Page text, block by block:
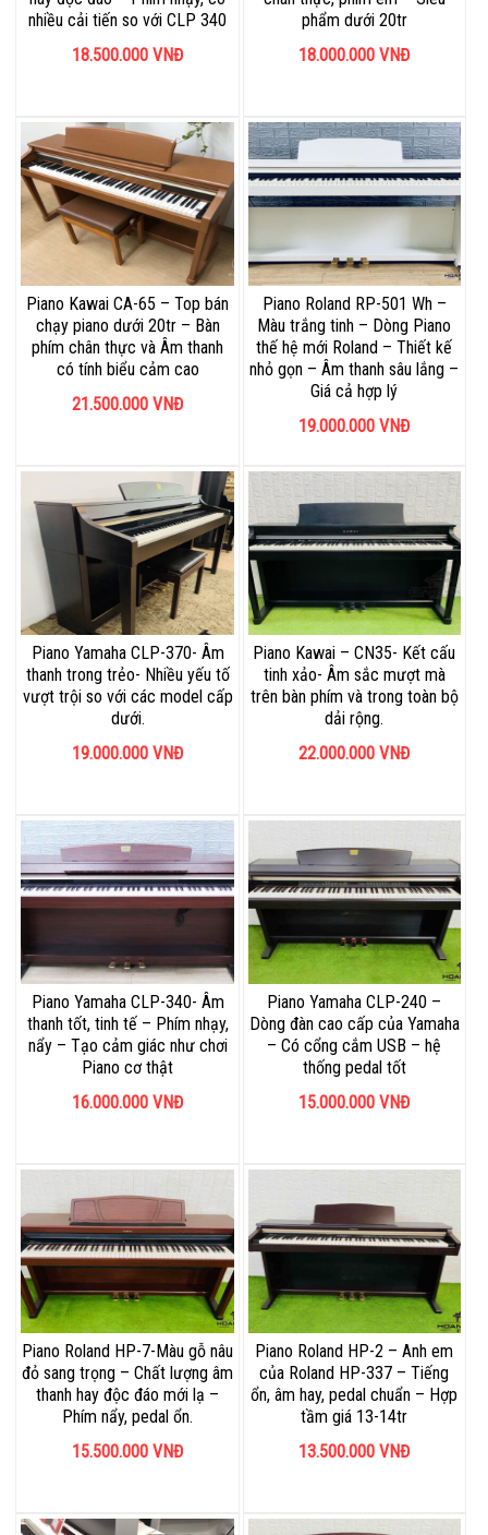
nhiều cải tiến so với CLP 340
18.500.000 VNĐ
phẩm dưới 20tr
18.000.000 VNĐ
Piano Kawai CA-65 – Top bán
chạy piano dưới 20tr – Bàn
phím chân thực và Âm thanh
có tính biểu cảm cao
21.500.000 VNĐ
Piano Roland RP-501 Wh –
Màu trắng tinh – Dòng Piano
thế hệ mới Roland – Thiết kế
nhỏ gọn – Âm thanh sâu lắng –
Giá cả hợp lý
19.000.000 VNĐ
Piano Yamaha CLP-370- Âm
thanh trong trẻo- Nhiều yếu tố
vượt trội so với các model cấp
dưới.
19.000.000 VNĐ
Piano Kawai – CN35- Kết cấu
tinh xảo- Âm sắc mượt mà
trên bàn phím và trong toàn bộ
dải rộng.
22.000.000 VNĐ
Piano Yamaha CLP-340- Âm
thanh tốt, tinh tế – Phím nhạy,
nẩy – Tạo cảm giác như chơi
Piano cơ thật
16.000.000 VNĐ
Piano Yamaha CLP-240 –
Dòng đàn cao cấp của Yamaha
– Có cổng cắm USB – hệ
thống pedal tốt
15.000.000 VNĐ
Piano Roland HP-7-Màu gỗ nâu
đỏ sang trọng – Chất lượng âm
thanh hay độc đáo mới lạ –
Phím nẩy, pedal ổn.
15.500.000 VNĐ
Piano Roland HP-2 – Anh em
của Roland HP-337 – Tiếng
ổn, âm hay, pedal chuẩn – Hợp
tầm giá 13-14tr
13.500.000 VNĐ